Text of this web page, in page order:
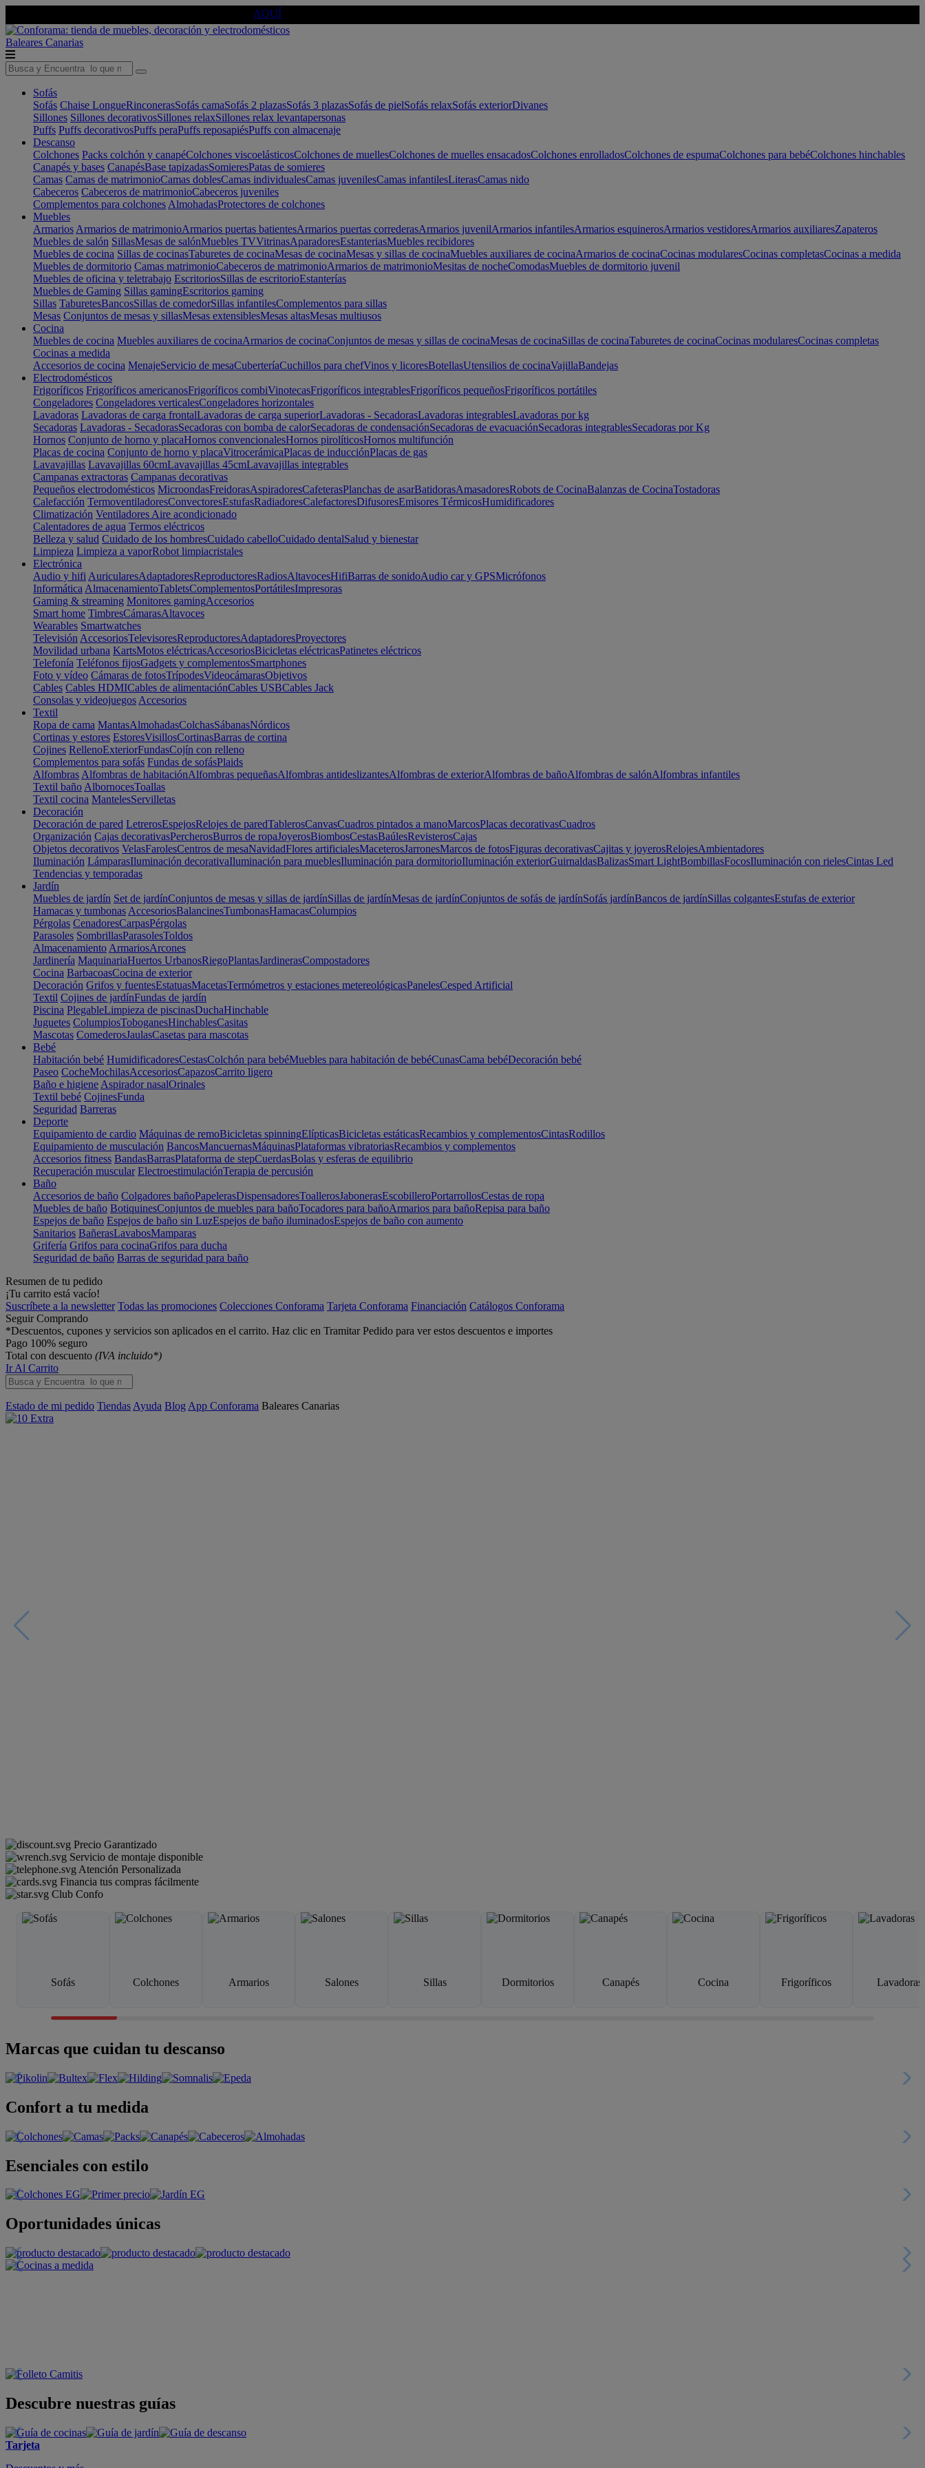
AQUÍ
Baleares Canarias
Sofás
Sofás Chaise LongueRinconerasSofás camaSofás 2 plazasSofás 3 plazasSofás de pielSofás relaxSofás exteriorDivanes
Sillones Sillones decorativosSillones relaxSillones relax levantapersonas
Puffs Puffs decorativosPuffs peraPuffs reposapiésPuffs con almacenaje
Descanso
Colchones Packs colchón y canapéColchones viscoelásticosColchones de muellesColchones de muelles ensacadosColchones enrolladosColchones de espumaColchones para bebéColchones hinchables
Canapés y bases CanapésBase tapizadasSomieresPatas de somieres
Camas Camas de matrimonioCamas doblesCamas individualesCamas juvenilesCamas infantilesLiterasCamas nido
Cabeceros Cabeceros de matrimonioCabeceros juveniles
Complementos para colchones AlmohadasProtectores de colchones
Muebles
Armarios Armarios de matrimonioArmarios puertas batientesArmarios puertas correderasArmarios juvenilArmarios infantilesArmarios esquinerosArmarios vestidoresArmarios auxiliaresZapateros
Muebles de salón SillasMesas de salónMuebles TVVitrinasAparadoresEstanteriasMuebles recibidores
Muebles de cocina Sillas de cocinasTaburetes de cocinaMesas de cocinaMesas y sillas de cocinaMuebles auxiliares de cocinaArmarios de cocinaCocinas modularesCocinas completasCocinas a medida
Muebles de dormitorio Camas matrimonioCabeceros de matrimonioArmarios de matrimonioMesitas de nocheComodasMuebles de dormitorio juvenil
Muebles de oficina y teletrabajo EscritoriosSillas de escritorioEstanterías
Muebles de Gaming Sillas gamingEscritorios gaming
Sillas TaburetesBancosSillas de comedorSillas infantilesComplementos para sillas
Mesas Conjuntos de mesas y sillasMesas extensiblesMesas altasMesas multiusos
Cocina
Muebles de cocina Muebles auxiliares de cocinaArmarios de cocinaConjuntos de mesas y sillas de cocinaMesas de cocinaSillas de cocinaTaburetes de cocinaCocinas modularesCocinas completas
Cocinas a medida
Accesorios de cocina MenajeServicio de mesaCuberteríaCuchillos para chefVinos y licoresBotellasUtensilios de cocinaVajillaBandejas
Electrodomésticos
Frigoríficos Frigoríficos americanosFrigoríficos combiVinotecasFrigoríficos integrablesFrigoríficos pequeñosFrigoríficos portátiles
Congeladores Congeladores verticalesCongeladores horizontales
Lavadoras Lavadoras de carga frontalLavadoras de carga superiorLavadoras - SecadorasLavadoras integrablesLavadoras por kg
Secadoras Lavadoras - SecadorasSecadoras con bomba de calorSecadoras de condensaciónSecadoras de evacuaciónSecadoras integrablesSecadoras por Kg
Hornos Conjunto de horno y placaHornos convencionalesHornos pirolíticosHornos multifunción
Placas de cocina Conjunto de horno y placaVitrocerámicaPlacas de inducciónPlacas de gas
Lavavajillas Lavavajillas 60cmLavavajillas 45cmLavavajillas integrables
Campanas extractoras Campanas decorativas
Pequeños electrodomésticos MicroondasFreidorasAspiradoresCafeterasPlanchas de asarBatidorasAmasadoresRobots de CocinaBalanzas de CocinaTostadoras
Calefacción TermoventiladoresConvectoresEstufasRadiadoresCalefactoresDifusoresEmisores TérmicosHumidificadores
Climatización Ventiladores Aire acondicionado
Calentadores de agua Termos eléctricos
Belleza y salud Cuidado de los hombresCuidado cabelloCuidado dentalSalud y bienestar
Limpieza Limpieza a vaporRobot limpiacristales
Electrónica
Audio y hifi AuricularesAdaptadoresReproductoresRadiosAltavocesHifiBarras de sonidoAudio car y GPSMicrófonos
Informática AlmacenamientoTabletsComplementosPortátilesImpresoras
Gaming & streaming Monitores gamingAccesorios
Smart home TimbresCámarasAltavoces
Wearables Smartwatches
Televisión AccesoriosTelevisoresReproductoresAdaptadoresProyectores
Movilidad urbana KartsMotos eléctricasAccesoriosBicicletas eléctricasPatinetes eléctricos
Telefonía Teléfonos fijosGadgets y complementosSmartphones
Foto y vídeo Cámaras de fotosTrípodesVideocámarasObjetivos
Cables Cables HDMICables de alimentaciónCables USBCables Jack
Consolas y videojuegos Accesorios
Textil
Ropa de cama MantasAlmohadasColchasSábanasNórdicos
Cortinas y estores EstoresVisillosCortinasBarras de cortina
Cojines RellenoExteriorFundasCojín con relleno
Complementos para sofás Fundas de sofásPlaids
Alfombras Alfombras de habitaciónAlfombras pequeñasAlfombras antideslizantesAlfombras de exteriorAlfombras de bañoAlfombras de salónAlfombras infantiles
Textil baño AlbornocesToallas
Textil cocina MantelesServilletas
Decoración
Decoración de pared LetrerosEspejosRelojes de paredTablerosCanvasCuadros pintados a manoMarcosPlacas decorativasCuadros
Organización Cajas decorativasPercherosBurros de ropaJoyerosBiombosCestasBaúlesRevisterosCajas
Objetos decorativos VelasFarolesCentros de mesaNavidadFlores artificialesMaceterosJarronesMarcos de fotosFiguras decorativasCajitas y joyerosRelojesAmbientadores
Iluminación LámparasIluminación decorativaIluminación para mueblesIluminación para dormitorioIluminación exteriorGuirnaldasBalizasSmart LightBombillasFocosIluminación con rielesCintas Led
Tendencias y temporadas
Jardín
Muebles de jardín Set de jardínConjuntos de mesas y sillas de jardínSillas de jardínMesas de jardínConjuntos de sofás de jardínSofás jardínBancos de jardínSillas colgantesEstufas de exterior
Hamacas y tumbonas AccesoriosBalancinesTumbonasHamacasColumpios
Pérgolas CenadoresCarpasPérgolas
Parasoles SombrillasParasolesToldos
Almacenamiento ArmariosArcones
Jardinería MaquinariaHuertos UrbanosRiegoPlantasJardinerasCompostadores
Cocina BarbacoasCocina de exterior
Decoración Grifos y fuentesEstatuasMacetasTermómetros y estaciones metereológicasPanelesCesped Artificial
Textil Cojines de jardínFundas de jardín
Piscina PlegableLimpieza de piscinasDuchaHinchable
Juguetes ColumpiosToboganesHinchablesCasitas
Mascotas ComederosJaulasCasetas para mascotas
Bebé
Habitación bebé HumidificadoresCestasColchón para bebéMuebles para habitación de bebéCunasCama bebéDecoración bebé
Paseo CocheMochilasAccesoriosCapazosCarrito ligero
Baño e higiene Aspirador nasalOrinales
Textil bebé CojinesFunda
Seguridad Barreras
Deporte
Equipamiento de cardio Máquinas de remoBicicletas spinningElípticasBicicletas estáticasRecambios y complementosCintasRodillos
Equipamiento de musculación BancosMancuernasMáquinasPlataformas vibratoriasRecambios y complementos
Accesorios fitness BandasBarrasPlataforma de stepCuerdasBolas y esferas de equilibrio
Recuperación muscular ElectroestimulaciónTerapia de percusión
Baño
Accesorios de baño Colgadores bañoPapelerasDispensadoresToallerosJabonerasEscobilleroPortarrollosCestas de ropa
Muebles de baño BotiquinesConjuntos de muebles para bañoTocadores para bañoArmarios para bañoRepisa para baño
Espejos de baño Espejos de baño sin LuzEspejos de baño iluminadosEspejos de baño con aumento
Sanitarios BañerasLavabosMamparas
Grifería Grifos para cocinaGrifos para ducha
Seguridad de baño Barras de seguridad para baño
Resumen de tu pedido
¡Tu carrito está vacío!
Suscríbete a la newsletter Todas las promociones Colecciones Conforama Tarjeta Conforama Financiación Catálogos Conforama
Seguir Comprando
*Descuentos, cupones y servicios son aplicados en el carrito. Haz clic en Tramitar Pedido para ver estos descuentos e importes
Pago 100% seguro
Total con descuento (IVA incluido*)
Ir Al Carrito
Estado de mi pedido Tiendas Ayuda Blog App Conforama Baleares Canarias
Precio Garantizado
Servicio de montaje disponible
Atención Personalizada
Financia tus compras fácilmente
Club Confo
Sofás Colchones Armarios Salones Sillas Dormitorios Canapés Cocina Frigoríficos Lavadoras
Marcas que cuidan tu descanso
Confort a tu medida
Esenciales con estilo
Oportunidades únicas
Descubre nuestras guías
Tarjeta